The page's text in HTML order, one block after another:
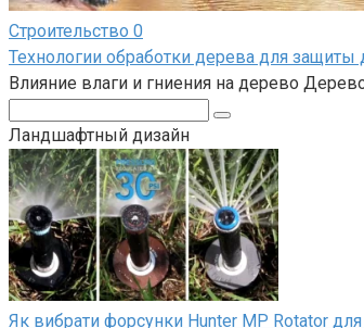
Строительство 0
Технологии обработки дерева для защиты
Влияние влаги и гниения на дерево
Ландшафтный дизайн
Як вибрати форсунки Hunter MP Rotator